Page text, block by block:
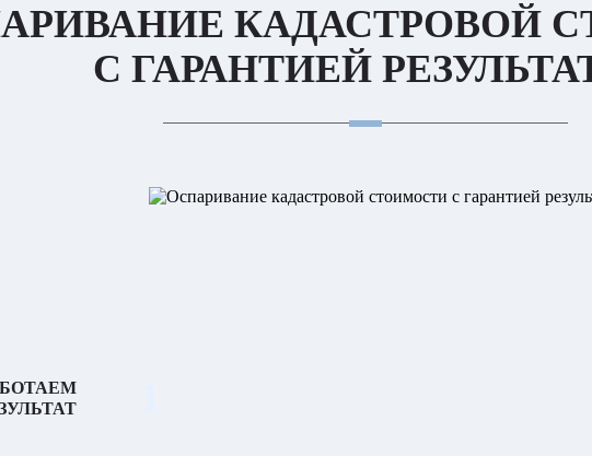
КАДАСТРОВОЙ
С ГАРАНТИЕЙ